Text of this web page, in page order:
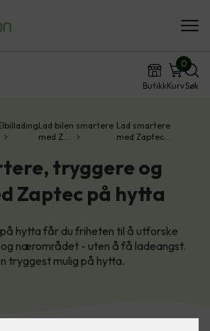
ButikkKurv
0
Søk
Lad bilen smartere
med Z…
Lad smartere
med Zaptec…
tryggere og
Zaptec på hytta
hytta får du friheten til å utforske
nærområdet - uten å få ladeangst.
tryggest mulig på hytta.